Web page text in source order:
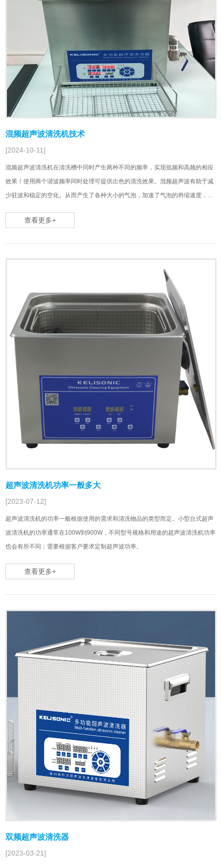
混频超声波清洗机技术
[2024-10-11]
混频超声波清洗机在清洗槽中同时产生两种不同的频率，实现低频和高频的相应
效果！使用两个谐波频率同时处理可提供出色的清洗效果。混频超声波有助于减
少驻波和稳定的空化。从而产生了各种大小的气泡，加速了气泡的坍缩速度，并
合，使超声波清洗成为一种高效且环保的方法
查看更多+
超声波清洗机功率一般多大
[2023-07-12]
超声波清洗机的功率一般根据使用的需求和清洗物品的类型而定。小型台式超声
波清洗机的功率通常在100W到900W，不同型号规格和用途的超声波清洗机功率
也会有所不同；需要根据客户要求定制超声波功率。
查看更多+
双频超声波清洗器
[2023-03-21]